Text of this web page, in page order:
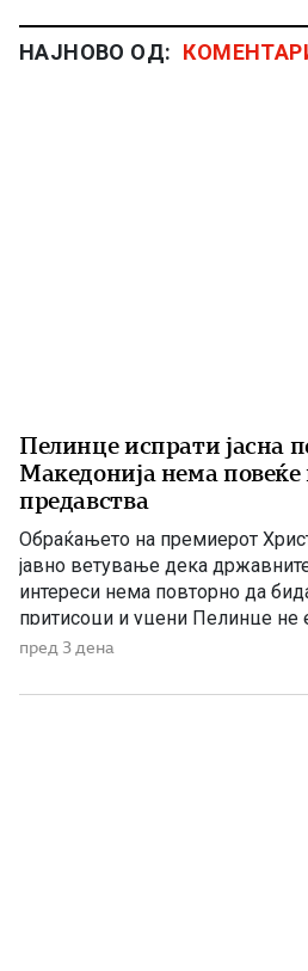
НАЈНОВО ОД:
Пелинце испрати јасна
Македонија нема повеќе
предавства
Обраќањето на премиерот
јавно ветување дека
интереси нема повторно да
притисоци и уцени Пелинце не
политички говори. Таму секој
државотворната мисла на
пред 3 дена